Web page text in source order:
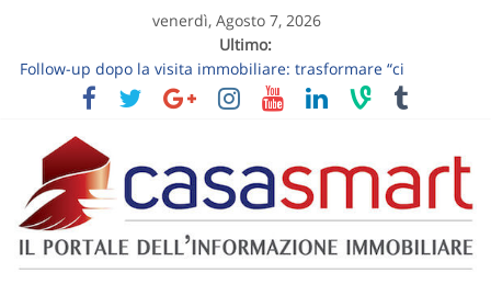
venerdì, Agosto 7, 2026
Ultimo:
Follow-up dopo la visita immobiliare: trasformare “ci
pensiamo” in un prossimo passo
Sette domande per valutare la qualità di una consulenza
immobiliare
Visita estiva di una casa: nove osservazioni sul comfort
Vendere un appartamento al piano terra: luce, privacy e
giardino senza slogan
Vendere una casa ereditata: decisioni da prendere prima
dell’annuncio